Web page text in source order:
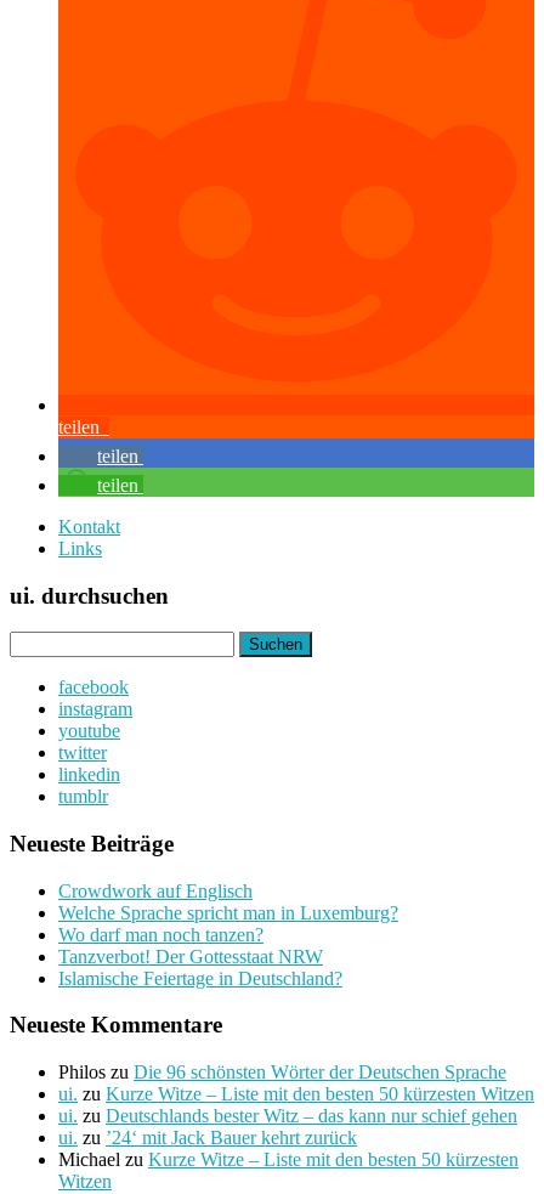
teilen
teilen
teilen
Kontakt
Links
ui. durchsuchen
nach:
facebook
instagram
youtube
twitter
linkedin
tumblr
Neueste Beiträge
Crowdwork auf Englisch
Welche Sprache spricht man in Luxemburg?
Wo darf man noch tanzen?
Tanzverbot! Der Gottesstaat NRW
Islamische Feiertage in Deutschland?
Neueste Kommentare
Philos zu Die 96 schönsten Wörter der Deutschen Sprache
ui. zu Kurze Witze – Liste mit den besten 50 kürzesten Witzen
ui. zu Deutschlands bester Witz – das kann nur schief gehen
ui. zu ’24‘ mit Jack Bauer kehrt zurück
Michael zu Kurze Witze – Liste mit den besten 50 kürzesten
Witzen